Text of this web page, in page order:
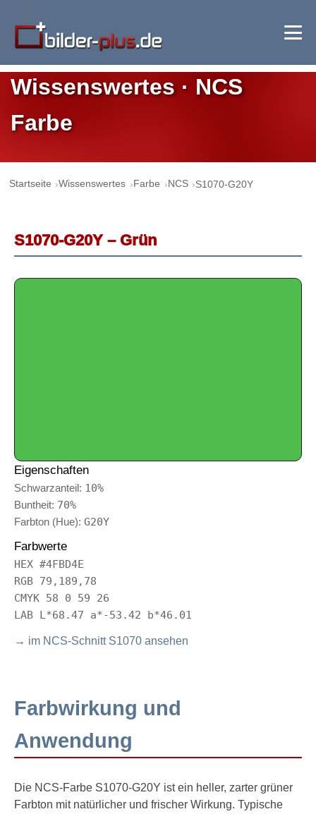
Wissenswertes · NCS
Farbe
Startseite Wissenswertes Farbe NCS S1070-G20Y
S1070-G20Y – Grün
Eigenschaften
Schwarzanteil: 10%
Buntheit: 70%
Farbton (Hue): G20Y
Farbwerte
HEX #4FBD4E
RGB 79,189,78
CMYK 58 0 59 26
LAB L*68.47 a*-53.42 b*46.01
→ im NCS-Schnitt S1070 ansehen
Farbwirkung und
Anwendung
Die NCS-Farbe S1070-G20Y ist ein heller, zarter grüner
Farbton mit natürlicher und frischer Wirkung. Typische